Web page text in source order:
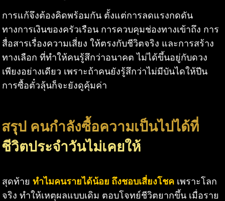
การแก้จึงต้องคิดพร้อมกัน ตั้งแต่การลดแรงกดดัน
ทางการเงินของครัวเรือน การควบคุมช่องทางเข้าถึง การ
สื่อสารเรื่องความเสี่ยง ให้ตรงกับชีวิตจริง และการสร้าง
ทางเลือก ที่ทำให้คนรู้สึกว่าอนาคต ไม่ได้ขึ้นอยู่กับดวง
เพียงอย่างเดียว เพราะถ้าคนยังรู้สึกว่าไม่มีบันไดให้ปีน
การซื้อตั๋วลุ้นก็จะยังดูคุ้มค่า
สรุป คนกำลังซื้อความเป็นไปได้ที่
ชีวิตประจำวันไม่เคยให้
สุดท้าย ทำไมคนรายได้น้อย ถึงชอบเสี่ยงโชค เพราะโลก
จริง ทำให้เหตุผลแบบเดิม ตอบโจทย์ชีวิตยากขึ้น เมื่อราย